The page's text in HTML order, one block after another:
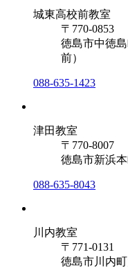
城東高校前教室
〒770-0853
徳島市中徳
前）
088-635-1423
津田教室
〒770-8007
徳島市新浜本
088-635-8043
川内教室
〒771-0131
徳島市川内町